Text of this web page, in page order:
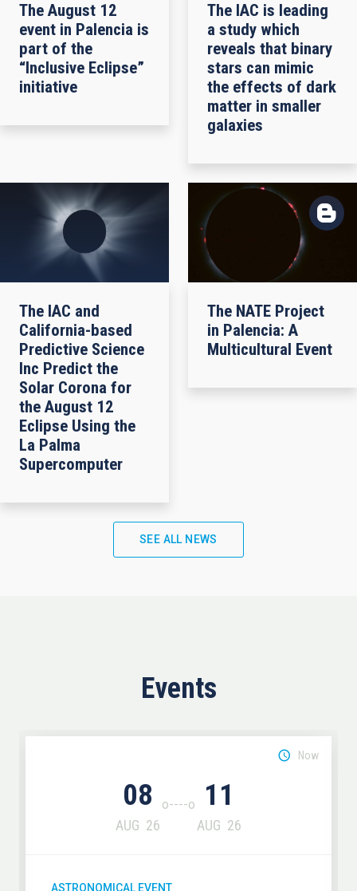
The August 12
event in Palencia is
part of the
“Inclusive Eclipse”
initiative
The IAC is leading
a study which
reveals that binary
stars can mimic
the effects of dark
matter in smaller
galaxies
The IAC and
California-based
Predictive Science
Inc Predict the
Solar Corona for
the August 12
Eclipse Using the
La Palma
Supercomputer
The NATE Project
in Palencia: A
Multicultural Event
SEE ALL NEWS
Events
08
AUG 26
11
AUG 26
Now
ASTRONOMICAL EVENT